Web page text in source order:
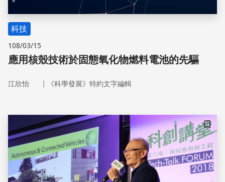
科技
108/03/15
應用核殼技術於固態氧化物燃料電池的先驅
江欣怡 ｜ 《科學發展》特約文字編輯
儲存